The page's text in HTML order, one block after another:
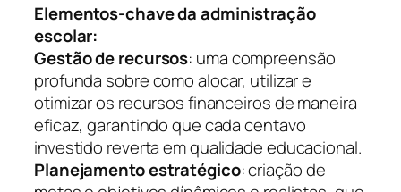
Elementos-chave da administração
escolar:
Gestão de recursos: uma compreensão
profunda sobre como alocar, utilizar e
otimizar os recursos financeiros de maneira
eficaz, garantindo que cada centavo
investido reverta em qualidade educacional.
Planejamento estratégico: criação de